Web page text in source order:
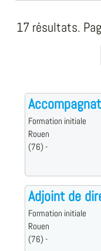
17 résultats.
Formation initiale
Rouen
(76) -
Adjoint de
Formation initiale
Rouen
(76) -